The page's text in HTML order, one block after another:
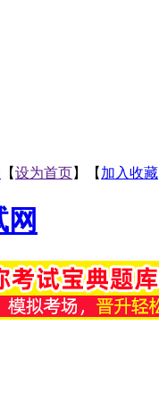
【设为首页】【 加入收藏